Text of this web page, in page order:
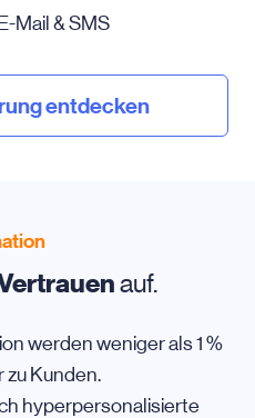
Mail & SMS
entdecken
auf.
werden weniger als 1 %
Kunden.
hyperpersonalisierte